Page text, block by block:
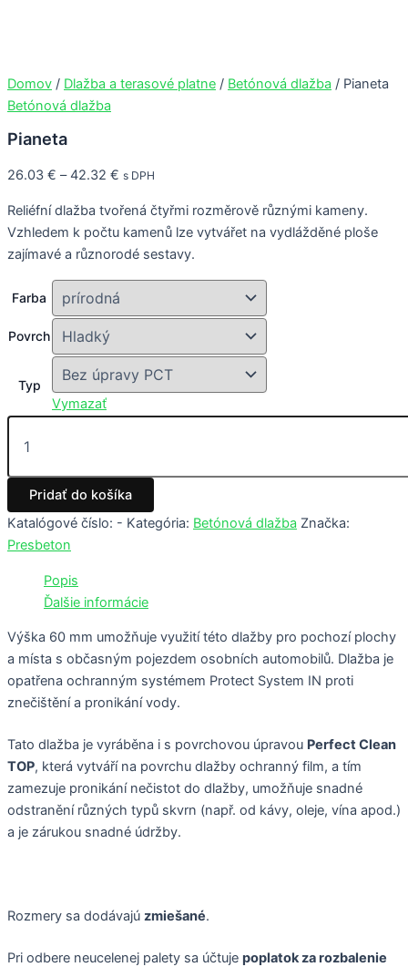
Domov / Dlažba a terasové platne / Betónová dlažba / Pianeta
Betónová dlažba
Pianeta
26.03 € –42.32 € s DPH
Reliéfní dlažba tvořená čtyřmi rozměrově různými kameny.
Vzhledem k počtu kamenů lze vytvářet na vydlážděné ploše
zajímavé a různorodé sestavy.
Farba
Povrch
Typ
Vymazať
Pridať do košíka
Katalógové číslo: - Kategória: Betónová dlažba Značka:
Presbeton
Popis
Ďalšie informácie
Výška 60 mm umožňuje využití této dlažby pro pochozí plochy
a místa s občasným pojezdem osobních automobilů. Dlažba je
opatřena ochranným systémem Protect System IN proti
znečištění a pronikání vody.
Tato dlažba je vyráběna i s povrchovou úpravou Perfect Clean
TOP, která vytváří na povrchu dlažby ochranný film, a tím
zamezuje pronikání nečistot do dlažby, umožňuje snadné
odstranění různých typů skvrn (např. od kávy, oleje, vína apod.)
a je zárukou snadné údržby.
Rozmery sa dodávajú zmiešané.
Pri odbere neucelenej palety sa účtuje poplatok za rozbalenie
multiple
chosen
on
multiple
chosen
on
multiple
chosen
on
multiple
chosen
on